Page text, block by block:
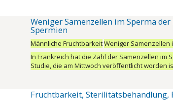
Weniger Samenzellen im Sperma
Spermien
Männliche FruchtbarkeitWeniger Samenzellen
In Frankreich hat die Zahl der Samenzellen im
Studie, die am Mittwoch veröffentlicht worden
Fruchtbarkeit, Sterilitätsbehandlung,